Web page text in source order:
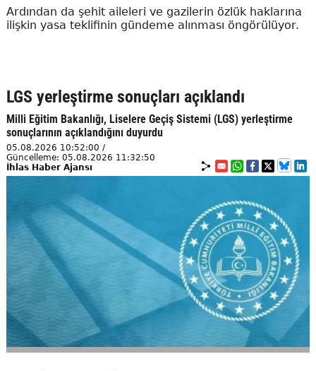
Ardından da şehit aileleri ve gazilerin özlük haklarına
ilişkin yasa teklifinin gündeme alınması öngörülüyor.
LGS yerleştirme sonuçları açıklandı
Milli Eğitim Bakanlığı, Liselere Geçiş Sistemi (LGS) yerleştirme
sonuçlarının açıklandığını duyurdu
05.08.2026 10:52:00 /
Güncelleme: 05.08.2026 11:32:50
İhlas Haber Ajansı